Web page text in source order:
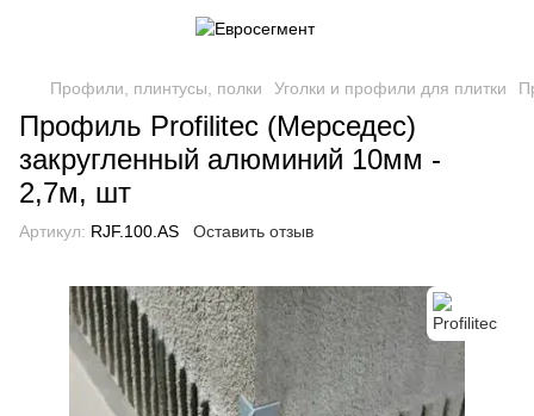
Профили, плинтусы, полки Уголки и профили для плитки
Профиль Profilitec (Мерседес)
закругленный алюминий 10мм -
2,7м, шт
Артикул: RJF.100.AS Оставить отзыв